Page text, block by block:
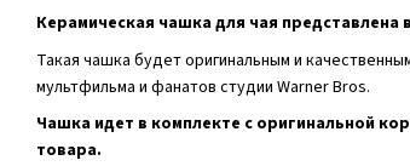
Керамическая чашка для чая представлена
Такая чашка будет оригинальным и
мультфильма и фанатов студии Warner Bros.
Чашка идет в комплекте с оригинальной
товара.